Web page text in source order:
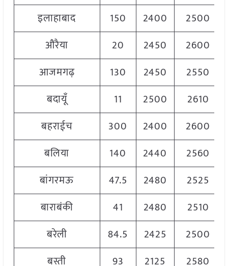
इलाहाबाद
150 2400 2500
औरैया
20 2450 2600
आजमगढ़
130 2450 2550
बदायूँ
11 2500
2610
बहराईच
300 2400 2600
बलिया
140 2440 2560
बांगरमऊ
47.5 2480
2525
बाराबंकी
41 2480 2510
बरेली
84.5 2425
2500
बस्ती
93 2125 2580